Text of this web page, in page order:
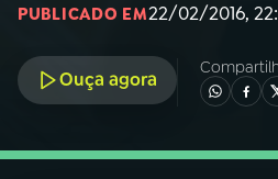
05PODCASTS
PUBLICADO EM22/02/2016,
Ouça agora